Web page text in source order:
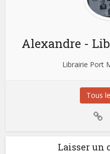
Alexandre -
Librairie Port
Tous
Laisser un